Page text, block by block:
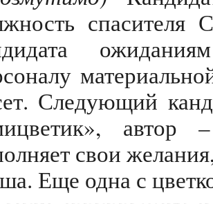
спасителя
Следующий
автор
свои
Еще одна с